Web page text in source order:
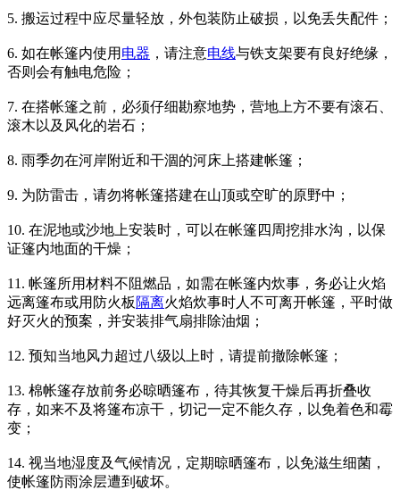
5. 搬运过程中应尽量轻放，外包装防止破损，以免丢失配件；
6. 如在帐篷内使用 电器 ，请注意电线与铁支架要有良好绝缘，
否则会有触电危险；
7. 在搭帐篷之前，必须仔细勘察地势，营地上方不要有滚石、
滚木以及风化的岩石；
8. 雨季勿在河岸附近和干涸的河床上搭建帐篷；
9. 为防雷击，请勿将帐篷搭建在山顶或空旷的原野中；
10. 在泥地或沙地上安装时，可以在帐篷四周挖排水沟，以保
证篷内地面的干燥；
11. 帐篷所用材料不阻燃品，如需在帐篷内炊事，务必让火焰
远离篷布或用防火板 隔离火焰炊事时人不可离开帐篷，平时做
好灭火的预案，并安装排气扇排除油烟；
12. 预知当地风力超过八级以上时，请提前撤除帐篷；
13. 棉帐篷存放前务必晾晒篷布，待其恢复干燥后再折叠收
存，如来不及将篷布凉干，切记一定不能久存，以免着色和霉
变；
14. 视当地湿度及气候情况，定期晾晒篷布，以免滋生细菌，
使帐篷防雨涂层遭到破坏。